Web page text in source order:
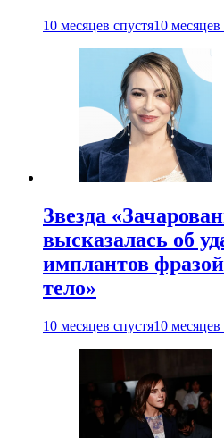
10 месяцев спустя10 месяцев
Звезда
высказалась об
имплантов
тело»
10 месяцев спустя10 месяцев